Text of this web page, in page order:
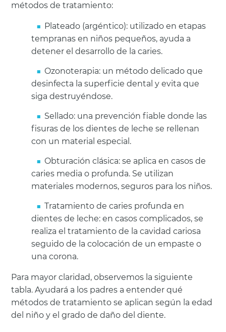
métodos de tratamiento:
Plateado (argéntico): utilizado en etapas
tempranas en niños pequeños, ayuda a
detener el desarrollo de la caries.
Ozonoterapia: un método delicado que
desinfecta la superficie dental y evita que
siga destruyéndose.
Sellado: una prevención fiable donde las
fisuras de los dientes de leche se rellenan
con un material especial.
Obturación clásica: se aplica en casos de
caries media o profunda. Se utilizan
materiales modernos, seguros para los niños.
Tratamiento de caries profunda en
dientes de leche: en casos complicados, se
realiza el tratamiento de la cavidad cariosa
seguido de la colocación de un empaste o
una corona.
Para mayor claridad, observemos la siguiente
tabla. Ayudará a los padres a entender qué
métodos de tratamiento se aplican según la edad
del niño y el grado de daño del diente.